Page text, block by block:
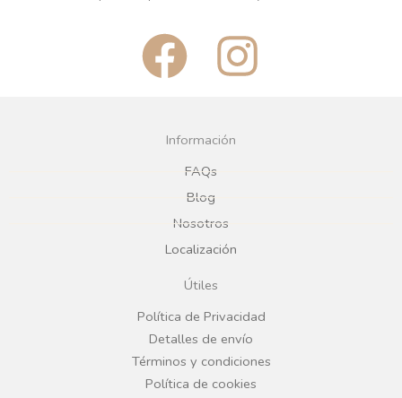
F
a
c
e
b
o
o
k
I
n
g
r
a
Información
FAQs
Blog
Nosotros
Localización
Útiles
Política de Privacidad
Detalles de envío
Términos y condiciones
Política de cookies